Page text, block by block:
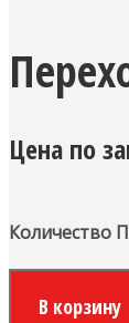
Цена по
Количество
В корзину